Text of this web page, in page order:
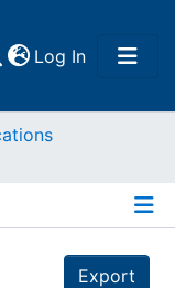
Log In(current)
Export